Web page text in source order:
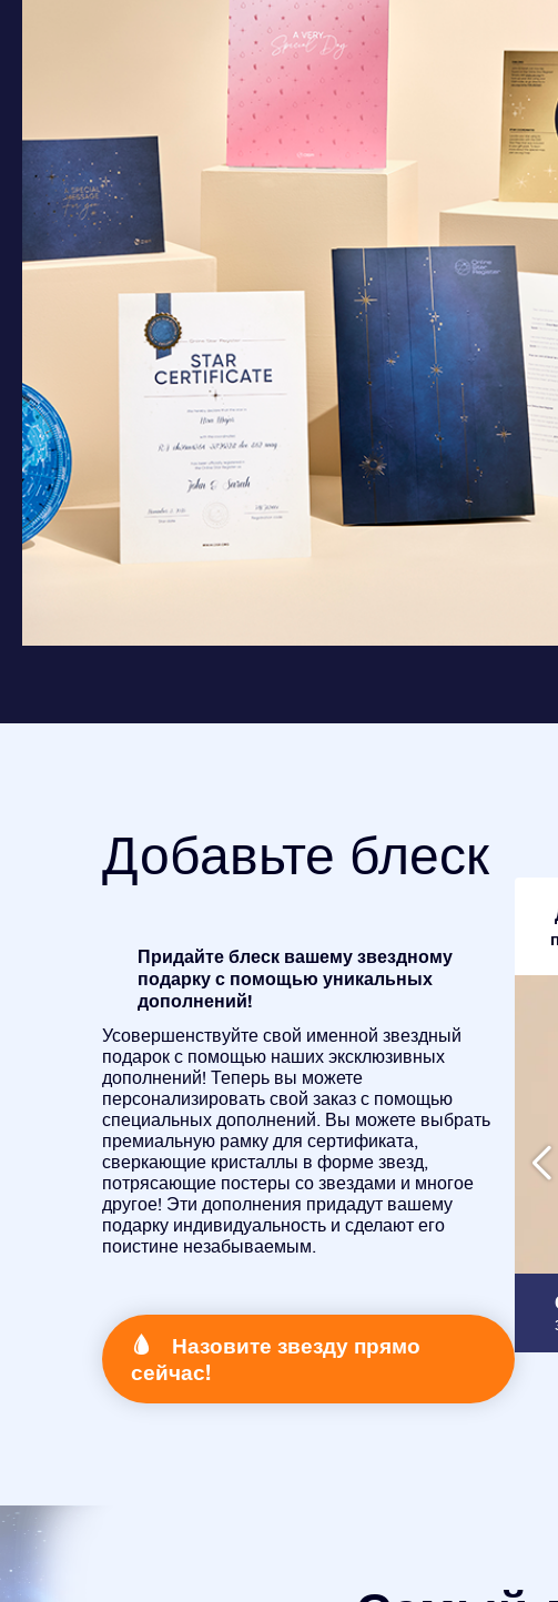
Добавьте блеск
Придайте блеск вашему звездному
подарку с помощью уникальных
дополнений!
Усовершенствуйте свой именной звездный
подарок с помощью наших эксклюзивных
дополнений! Теперь вы можете
персонализировать свой заказ с помощью
специальных дополнений. Вы можете выбрать
премиальную рамку для сертификата,
сверкающие кристаллы в форме звезд,
потрясающие постеры со звездами и многое
другое! Эти дополнения придадут вашему
подарку индивидуальность и сделают его
поистине незабываемым.
Назовите звезду прямо
сейчас!